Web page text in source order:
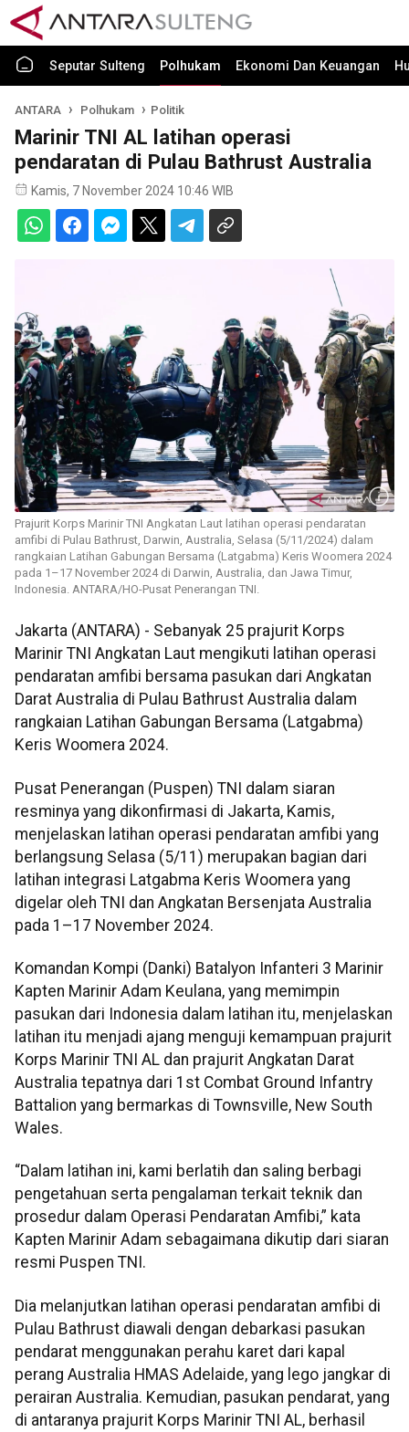
Seputar Sulteng Polhukam Ekonomi Dan Keuangan
ANTARA Polhukam Politik
Marinir TNI AL latihan operasi
pendaratan di Pulau Bathrust Australia
Kamis, 7 November 2024 10:46 WIB
Prajurit Korps Marinir TNI Angkatan Laut latihan operasi pendaratan
amfibi di Pulau Bathrust, Darwin, Australia, Selasa (5/11/2024) dalam
rangkaian Latihan Gabungan Bersama (Latgabma) Keris Woomera 2024
pada 1–17 November 2024 di Darwin, Australia, dan Jawa Timur,
Indonesia. ANTARA/HO-Pusat Penerangan TNI.
Jakarta (ANTARA) - Sebanyak 25 prajurit Korps
Marinir TNI Angkatan Laut mengikuti latihan operasi
pendaratan amfibi bersama pasukan dari Angkatan
Darat Australia di Pulau Bathrust Australia dalam
rangkaian Latihan Gabungan Bersama (Latgabma)
Keris Woomera 2024.
Pusat Penerangan (Puspen) TNI dalam siaran
resminya yang dikonfirmasi di Jakarta, Kamis,
menjelaskan latihan operasi pendaratan amfibi yang
berlangsung Selasa (5/11) merupakan bagian dari
latihan integrasi Latgabma Keris Woomera yang
digelar oleh TNI dan Angkatan Bersenjata Australia
pada 1–17 November 2024.
Komandan Kompi (Danki) Batalyon Infanteri 3 Marinir
Kapten Marinir Adam Keulana, yang memimpin
pasukan dari Indonesia dalam latihan itu, menjelaskan
latihan itu menjadi ajang menguji kemampuan prajurit
Korps Marinir TNI AL dan prajurit Angkatan Darat
Australia tepatnya dari 1st Combat Ground Infantry
Battalion yang bermarkas di Townsville, New South
Wales.
“Dalam latihan ini, kami berlatih dan saling berbagi
pengetahuan serta pengalaman terkait teknik dan
prosedur dalam Operasi Pendaratan Amfibi,” kata
Kapten Marinir Adam sebagaimana dikutip dari siaran
resmi Puspen TNI.
Dia melanjutkan latihan operasi pendaratan amfibi di
Pulau Bathrust diawali dengan debarkasi pasukan
pendarat menggunakan perahu karet dari kapal
perang Australia HMAS Adelaide, yang lego jangkar di
perairan Australia. Kemudian, pasukan pendarat, yang
di antaranya prajurit Korps Marinir TNI AL, berhasil